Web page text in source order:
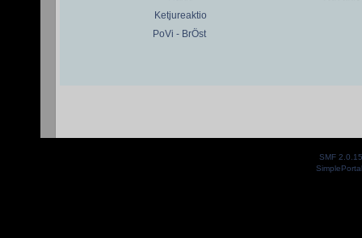
Ketjureaktio
PoVi - BrÖst
SMF 2.0.15